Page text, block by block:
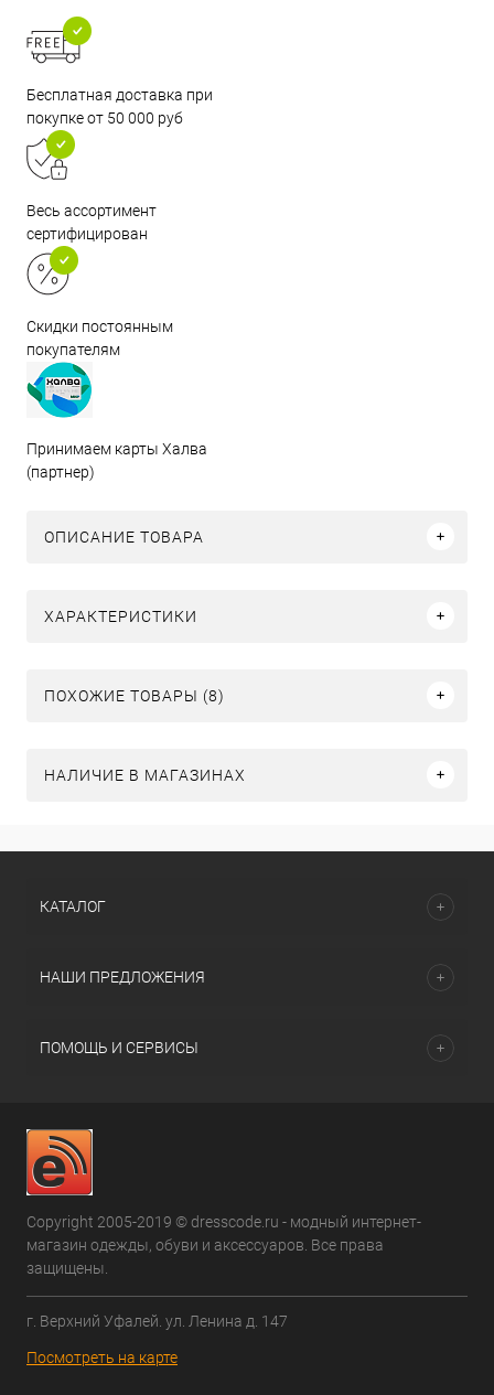
Бесплатная доставка при
покупке от 50 000 руб
Весь ассортимент
сертифицирован
Скидки постоянным
покупателям
Принимаем карты Халва
(партнер)
ОПИСАНИЕ ТОВАРА
ХАРАКТЕРИСТИКИ
ПОХОЖИЕ ТОВАРЫ (8)
НАЛИЧИЕ В МАГАЗИНАХ
КАТАЛОГ
НАШИ ПРЕДЛОЖЕНИЯ
ПОМОЩЬ И СЕРВИСЫ
Copyright 2005-2019 © dresscode.ru - модный интернет-
магазин одежды, обуви и аксессуаров. Все права
защищены.
г. Верхний Уфалей. ул. Ленина д. 147
Посмотреть на карте